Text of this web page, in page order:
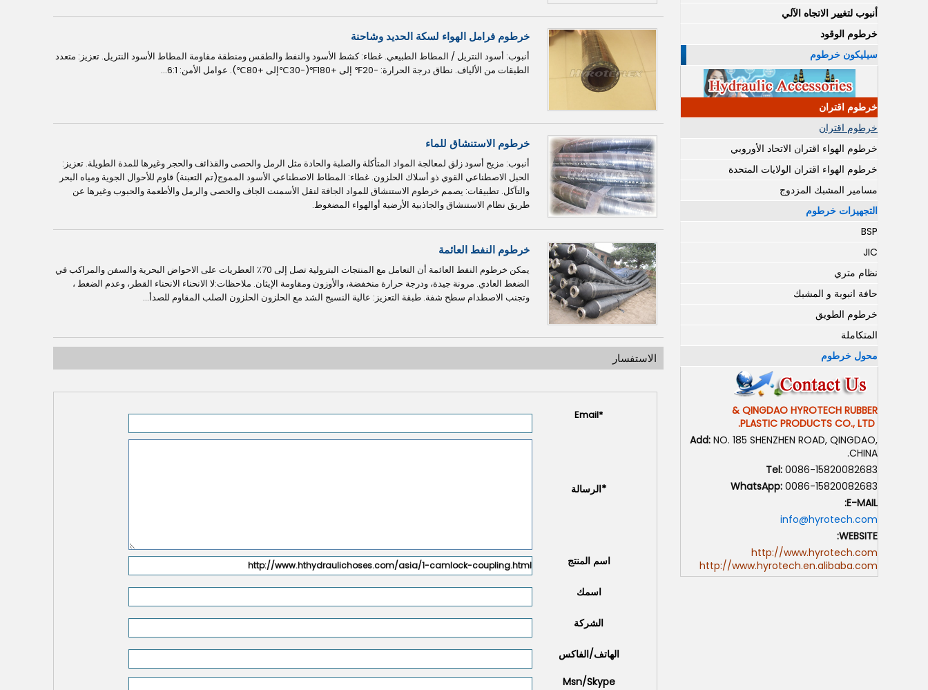
أنبوب لتغيير الاتجاه الآلي
خرطوم الوقود
سيليكون خرطوم
خرطوم اقتران
خرطوم اقتران
خرطوم الهواء اقتران الاتحاد الأوروبي
خرطوم الهواء اقتران الولايات المتحدة
مسامير المشبك المزدوج
التجهيزات خرطوم
BSP
JIC
نظام متري
حافة انبوبة و المشبك
خرطوم الطويق
المتكاملة
محول خرطوم
QINGDAO HYROTECH RUBBER &
Add: NO. 185 SHENZHEN ROAD, QINGDAO,
CHINA.
Tel: 0086-15820082683
WhatsApp: 0086-15820082683
E-MAIL:
info@hyrotech.com
WEBSITE:
http://www.hyrotech.com
http://www.hyrotech.en.alibaba.com
خرطوم فرامل الهواء لسكة الحديد وشاحنة
أنبوب: أسود النتريل / المطاط الطبيعي. غطاء: كشط الأسود والنفط والطقس ومنطقة مقاومة المطاط الأسود النتريل. تعزيز: متعدد
الطبقات من الألياف. نطاق درجة الحرارة: -20℉ إلى +180℉(-30℃إلى +80℃). عوامل الأمن: 6:1...
خرطوم الاستنشاق للماء
أنبوب: مزيج أسود زلق لمعالجة المواد المتأكلة والصلبة والحادة مثل الرمل والحصى والقذائف والحجر وغيرها للمدة الطويلة. تعزيز:
الحبل الاصطناعي القوي ذو أسلاك الحلزون. غطاء: المطاط الاصطناعي الأسود المموج(تم التعبنة) قاوم للأحوال الجوية ومياه البحر
والتآكل. تطبيقات: يصمم خرطوم الاستنشاق للمواد الجافة لنقل الأسمنت الجاف والحصى والرمل والأطعمة والحبوب وغيرها عن
طريق نظام الاستنشاق والجاذبية الأرضية أوالهواء المضغوط.
خرطوم النفط العائمة
يمكن خرطوم النفط العائمة أن التعامل مع المنتجات البترولية تصل إلى 70٪ العطريات على الاحواض البحرية والسفن والمراكب في
الضغط العادي. مرونة جيدة، ودرجة حرارة منخفضة، والأوزون ومقاومة الإيثان. ملاحظات:لا الانحناء الانحناء القطر، وعدم الضغط ،
وتجنب الاصطدام سطح شفة. طبقة التعزيز: عالية النسيج الشد مع الحلزون الحلزون الصلب المقاوم للصدأ...
الاستفسار
*
Email
*الرسالة
اسم المنتج
اسمك
الشركة
الهاتف/الفاكس
Msn/Skype